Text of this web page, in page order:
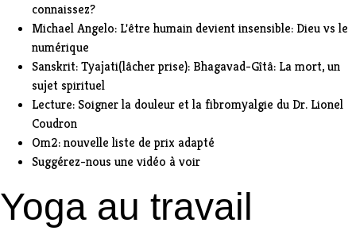
connaissez?
Michael Angelo: L'être humain devient insensible: Dieu vs le
numérique
Sanskrit: Tyajati(lâcher prise): Bhagavad-Gîtâ: La mort, un
sujet spirituel
Lecture: Soigner la douleur et la fibromyalgie du Dr. Lionel
Coudron
Om2: nouvelle liste de prix adapté
Suggérez-nous une vidéo à voir
Yoga au travail